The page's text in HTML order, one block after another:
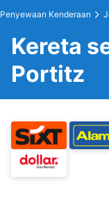
Penyewaan Kenderaan
Kereta
Portitz